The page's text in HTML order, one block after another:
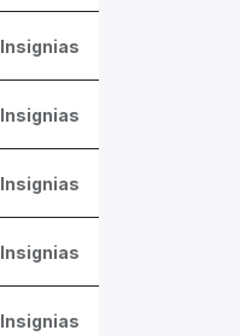
Insignias
Insignias
Insignias
Insignias
Insignias